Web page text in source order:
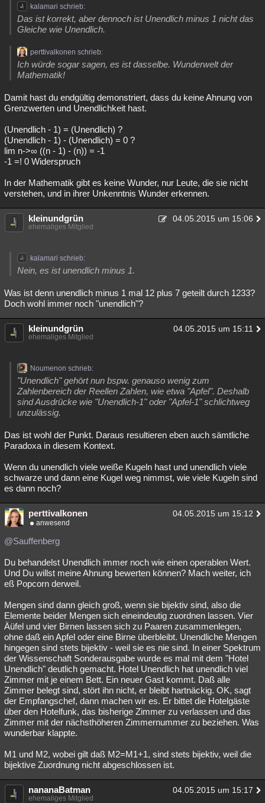
kalamari schrieb:
Das ist korrekt, aber dennoch ist Unendlich minus 1 nicht das
Gleiche wie Unendlich.
perttivalkonen schrieb:
Ich würde sogar sagen, es ist dasselbe. Wunderwelt der
Mathematik!
Damit hast du endgültig demonstriert, dass du keine Ahnung von
Grenzwerten und Unendlichkeit hast.
(Unendlich - 1) = (Unendlich) ?
(Unendlich - 1) - (Unendlich) = 0 ?
lim n->∞ ((n - 1) - (n)) = -1
-1 =! 0 Widerspruch
In der Mathematik gibt es keine Wunder, nur Leute, die sie nicht
verstehen, und in ihrer Unkenntnis Wunder erkennen.
kleinundgrün 04.05.2015 um 15:06
ehemaliges Mitglied
kalamari schrieb:
Nein, es ist unendlich minus 1.
Was ist denn unendlich minus 1 mal 12 plus 7 geteilt durch 1233?
Doch wohl immer noch "unendlich"?
kleinundgrün 04.05.2015 um 15:11
ehemaliges Mitglied
Noumenon schrieb:
"Unendlich" gehört nun bspw. genauso wenig zum
Zahlenbereich der Reellen Zahlen, wie etwa "Apfel". Deshalb
sind Ausdrücke wie "Unendlich-1" oder "Apfel-1" schlichtweg
unzulässig.
Das ist wohl der Punkt. Daraus resultieren eben auch sämtliche
Paradoxa in diesem Kontext.
Wenn du unendlich viele weiße Kugeln hast und unendlich viele
schwarze und dann eine Kugel weg nimmst, wie viele Kugeln sind
es dann noch?
perttivalkonen 04.05.2015 um 15:12
anwesend
@Sauffenberg
Du behandelst Unendlich immer noch wie einen operablen Wert.
Und Du willst meine Ahnung bewerten können? Mach weiter, ich
eß Popcorn derweil.
Mengen sind dann gleich groß, wenn sie bijektiv sind, also die
Elemente beider Mengen sich eineindeutig zuordnen lassen. Vier
Äüfel und vier Birnen lassen sich zu Paaren zusammenlegen,
ohne daß ein Apfel oder eine Birne überbleibt. Unendliche Mengen
hingegen sind stets bijektiv - weil sie es nie sind. In einer Spektrum
der Wissenschaft Sonderausgabe wurde es mal mit dem "Hotel
Unendlich" deutlich gemacht. Hotel Unendlich hat unendlich viel
Zimmer mit je einem Bett. Ein neuer Gast kommt. Daß alle
Zimmer belegt sind, stört ihn nicht, er bleibt hartnäckig. OK, sagt
der Empfangschef, dann machen wir es. Er bittet die Hotelgäste
über den Hotelfunk, das bisherige Zimmer zu verlassen und das
Zimmer mit der nächsthöheren Zimmernummer zu beziehen. Was
wunderbar klappte.
M1 und M2, wobei gilt daß M2=M1+1, sind stets bijektiv, weil die
bijektive Zuordnung nicht abgeschlossen ist.
nananaBatman 04.05.2015 um 15:17
ehemaliges Mitglied